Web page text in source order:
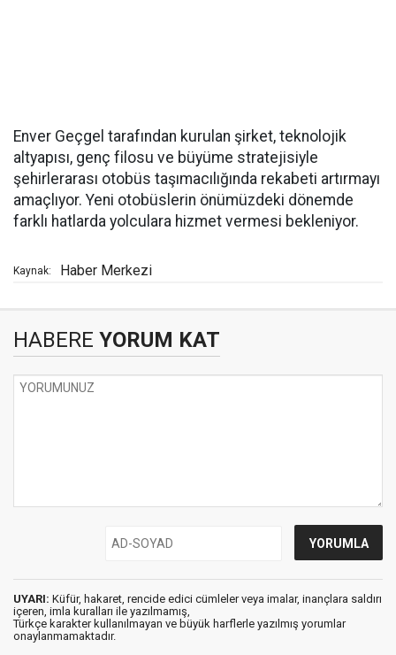
Enver Geçgel tarafından kurulan şirket, teknolojik
altyapısı, genç filosu ve büyüme stratejisiyle
şehirlerarası otobüs taşımacılığında rekabeti artırmayı
amaçlıyor. Yeni otobüslerin önümüzdeki dönemde
farklı hatlarda yolculara hizmet vermesi bekleniyor.
Kaynak: Haber Merkezi
HABERE YORUM KAT
UYARI: Küfür, hakaret, rencide edici cümleler veya imalar, inançlara saldırı
içeren, imla kuralları ile yazılmamış,
Türkçe karakter kullanılmayan ve büyük harflerle yazılmış yorumlar
onaylanmamaktadır.